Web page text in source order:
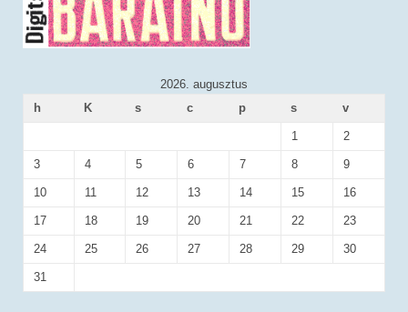
2026. augusztus
h
K s c p s v
1 2
3 4 5 6 7 8 9
10 11 12 13 14 15 16
17 18 19 20 21 22 23
24 25 26 27 28 29 30
31